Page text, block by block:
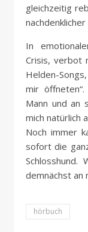
gleichzeitig
In
Crisis, verbot
Helden-
mir
Mann und an
mich natürlich
Noch immer
sofort die
Schlosshund.
demnächst an
hörbuch